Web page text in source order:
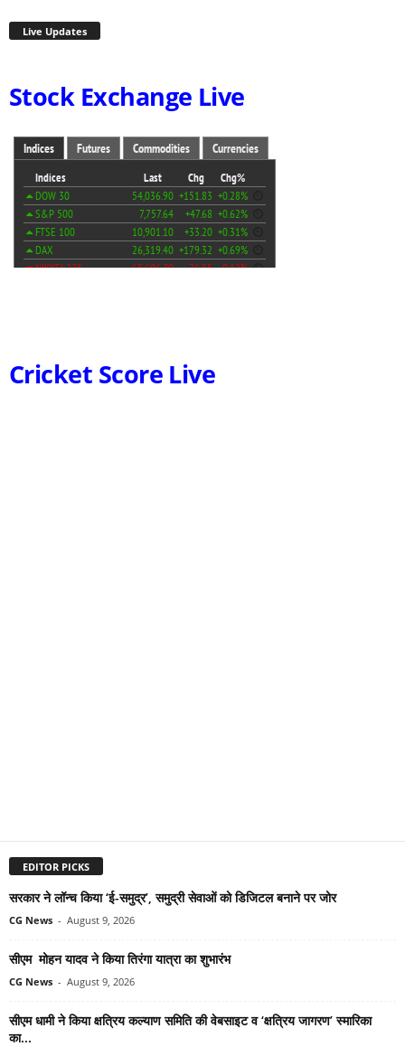
Live Updates
Stock Exchange Live
Cricket Score Live
EDITOR PICKS
सरकार ने लॉन्च किया ‘ई-समुद्र’, समुद्री सेवाओं को डिजिटल बनाने पर जोर
CG News - August 9, 2026
सीएम मोहन यादव ने किया तिरंगा यात्रा का शुभारंभ
CG News - August 9, 2026
सीएम धामी ने किया क्षत्रिय कल्याण समिति की वेबसाइट व ‘क्षत्रिय जागरण’ स्मारिका
का...